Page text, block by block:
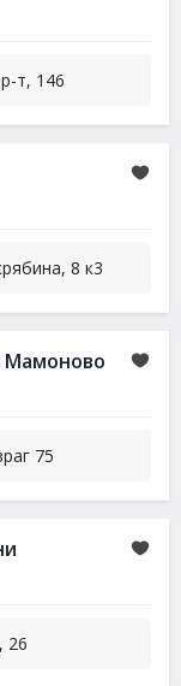
т, 146
8 к3
Мамоново
75
26